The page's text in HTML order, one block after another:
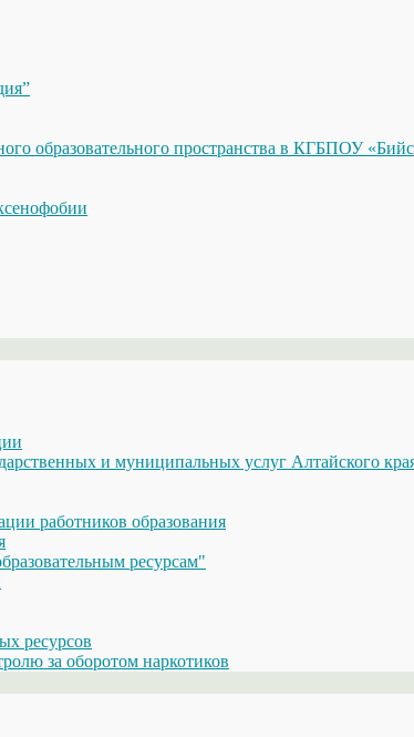
образовательного пространства в КГБПОУ
и муниципальных услуг Алтайского
работников образования
ресурсам"
ресурсов
за оборотом наркотиков